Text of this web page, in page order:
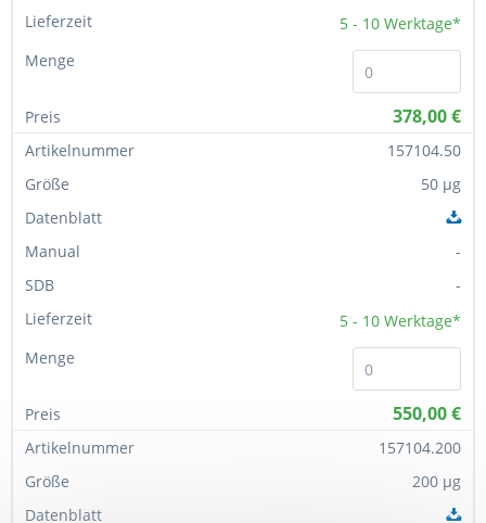
5 - 10 Werktage*
378,00 €
157104.50
50 µg
-
-
5 - 10 Werktage*
550,00 €
157104.200
200 µg